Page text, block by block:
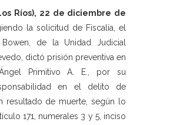
Ríos), 22 de diciembre de
la solicitud de Fiscalía, el
de la Unidad Judicial
dictó prisión preventiva en
Primitivo A. E., por su
en el delito de
resultado de muerte, según lo
171, numerales 3 y 5, inciso